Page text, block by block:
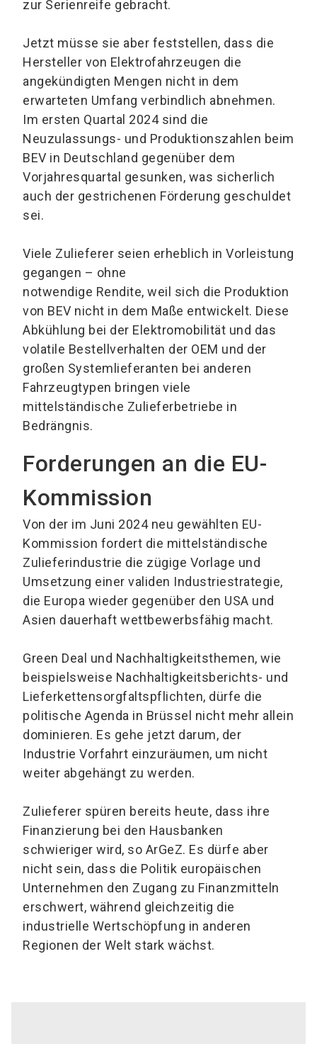
zur Serienreife gebracht.
Jetzt müsse sie aber feststellen, dass die
Hersteller von Elektrofahrzeugen die
angekündigten Mengen nicht in dem
erwarteten Umfang verbindlich abnehmen.
Im ersten Quartal 2024 sind die
Neuzulassungs- und Produktionszahlen beim
BEV in Deutschland gegenüber dem
Vorjahresquartal gesunken, was sicherlich
auch der gestrichenen Förderung geschuldet
sei.
Viele Zulieferer seien erheblich in Vorleistung
gegangen – ohne
notwendige Rendite, weil sich die Produktion
von BEV nicht in dem Maße entwickelt. Diese
Abkühlung bei der Elektromobilität und das
volatile Bestellverhalten der OEM und der
großen Systemlieferanten bei anderen
Fahrzeugtypen bringen viele
mittelständische Zulieferbetriebe in
Bedrängnis.
Forderungen an die EU-
Kommission
Von der im Juni 2024 neu gewählten EU-
Kommission fordert die mittelständische
Zulieferindustrie die zügige Vorlage und
Umsetzung einer validen Industriestrategie,
die Europa wieder gegenüber den USA und
Asien dauerhaft wettbewerbsfähig macht.
Green Deal und Nachhaltigkeitsthemen, wie
beispielsweise Nachhaltigkeitsberichts- und
Lieferkettensorgfaltspflichten, dürfe die
politische Agenda in Brüssel nicht mehr allein
dominieren. Es gehe jetzt darum, der
Industrie Vorfahrt einzuräumen, um nicht
weiter abgehängt zu werden.
Zulieferer spüren bereits heute, dass ihre
Finanzierung bei den Hausbanken
schwieriger wird, so ArGeZ. Es dürfe aber
nicht sein, dass die Politik europäischen
Unternehmen den Zugang zu Finanzmitteln
erschwert, während gleichzeitig die
industrielle Wertschöpfung in anderen
Regionen der Welt stark wächst.